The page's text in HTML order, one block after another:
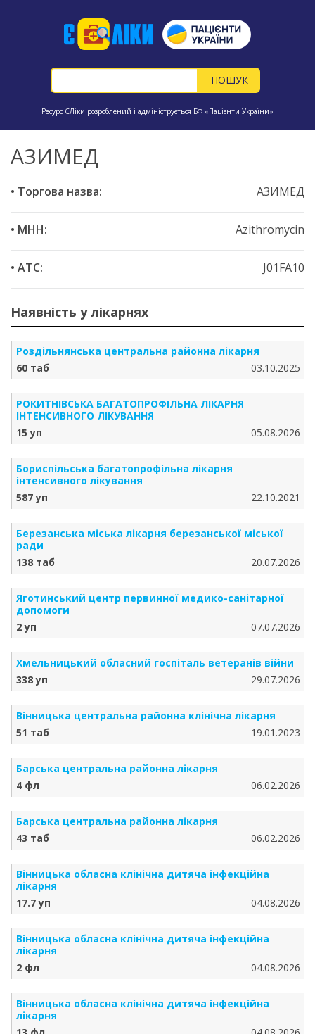
Ресурс ЄЛіки розроблений і адмініструється БФ «Пацієнти України»
АЗИМЕД
• Торгова назва: АЗИМЕД
• МНН: Azithromycin
• ATC: J01FA10
Наявність у лікарнях
Роздільнянська центральна районна лікарня
60 таб
03.10.2025
РОКИТНІВСЬКА БАГАТОПРОФІЛЬНА ЛІКАРНЯ
ІНТЕНСИВНОГО ЛІКУВАННЯ
15 уп
05.08.2026
Бориспільська багатопрофільна лікарня
інтенсивного лікування
587 уп
22.10.2021
Березанська міська лікарня березанської міської
ради
138 таб
20.07.2026
Яготинський центр первинної медико-санітарної
допомоги
2 уп
07.07.2026
Хмельницький обласний госпіталь ветеранів війни
338 уп
29.07.2026
Вінницька центральна районна клінічна лікарня
51 таб
19.01.2023
Барська центральна районна лікарня
4 фл
06.02.2026
Барська центральна районна лікарня
43 таб
06.02.2026
Вінницька обласна клінічна дитяча інфекційна
лікарня
17.7 уп
04.08.2026
Вінницька обласна клінічна дитяча інфекційна
лікарня
2 фл
04.08.2026
Вінницька обласна клінічна дитяча інфекційна
лікарня